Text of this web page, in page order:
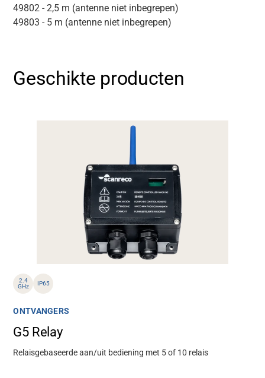
49802 - 2,5 m (antenne niet inbegrepen)
49803 - 5 m (antenne niet inbegrepen)
Geschikte producten
2.4
GHz
IP65
ONTVANGERS
G5 Relay
Relaisgebaseerde aan/uit bediening met 5 of 10 relais